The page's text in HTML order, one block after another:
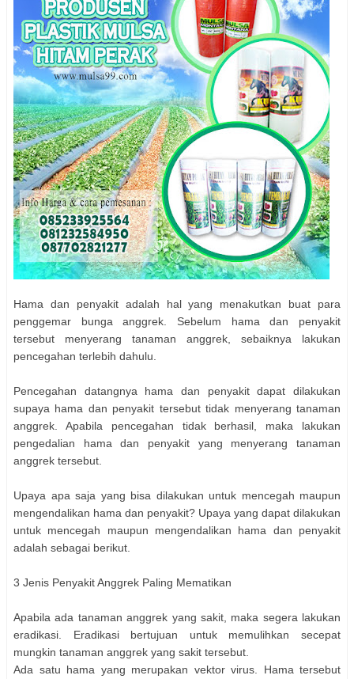
Hama dan penyakit adalah hal yang menakutkan buat para
penggemar bunga anggrek. Sebelum hama dan penyakit
tersebut menyerang tanaman anggrek, sebaiknya lakukan
pencegahan terlebih dahulu.
Pencegahan datangnya hama dan penyakit dapat dilakukan
supaya hama dan penyakit tersebut tidak menyerang tanaman
anggrek. Apabila pencegahan tidak berhasil, maka lakukan
pengedalian hama dan penyakit yang menyerang tanaman
anggrek tersebut.
Upaya apa saja yang bisa dilakukan untuk mencegah maupun
mengendalikan hama dan penyakit? Upaya yang dapat dilakukan
untuk mencegah maupun mengendalikan hama dan penyakit
adalah sebagai berikut.
3 Jenis Penyakit Anggrek Paling Mematikan
Apabila ada tanaman anggrek yang sakit, maka segera lakukan
eradikasi. Eradikasi bertujuan untuk memulihkan secepat
mungkin tanaman anggrek yang sakit tersebut.
Ada satu hama yang merupakan vektor virus. Hama tersebut